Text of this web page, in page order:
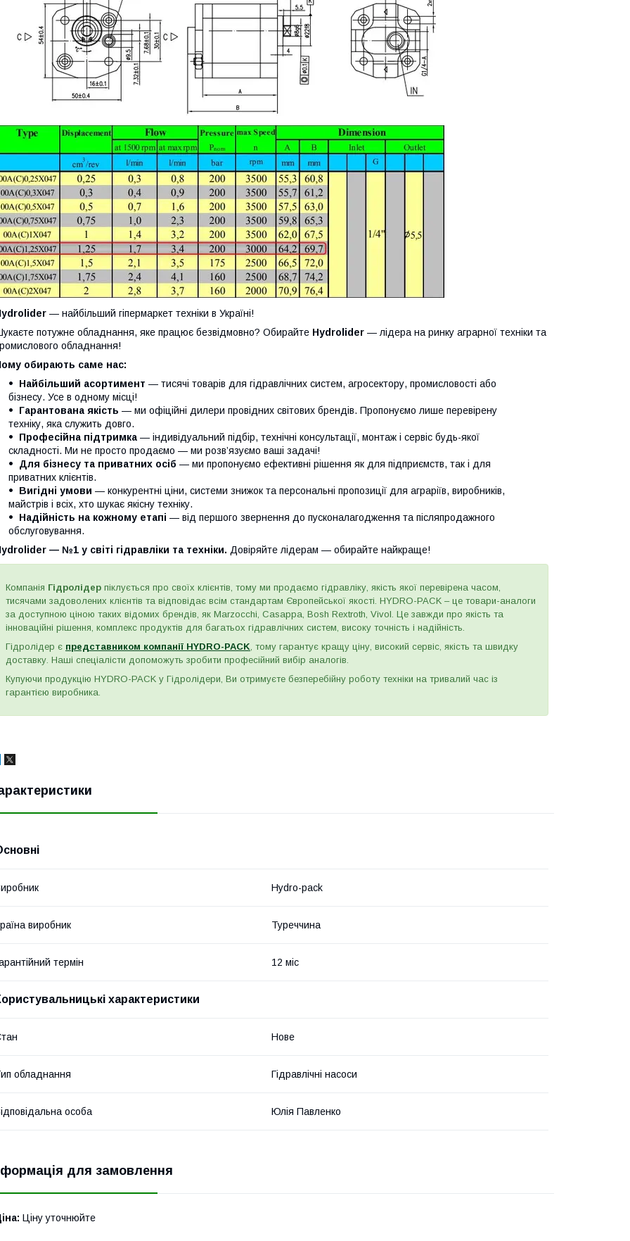
— найбільший гіпермаркет техніки в Україні!
потужне обладнання, яке працює безвідмовно? Обирайте Hydrolider — лідера на ринку аграрної техніки та
обладнання!
обирають саме нас:
Найбільший асортимент — тисячі товарів для гідравлічних систем, агросектору, промисловості або
бізнесу. Усе в одному місці!
Гарантована якість — ми офіційні дилери провідних світових брендів. Пропонуємо лише перевірену
техніку, яка служить довго.
Професійна підтримка — індивідуальний підбір, технічні консультації, монтаж і сервіс будь-якої
складності. Ми не просто продаємо — ми розв’язуємо ваші задачі!
Для бізнесу та приватних осіб — ми пропонуємо ефективні рішення як для підприємств, так і для
приватних клієнтів.
Вигідні умови — конкурентні ціни, системи знижок та персональні пропозиції для аграріїв, виробників,
майстрів і всіх, хто шукає якісну техніку.
Надійність на кожному етапі — від першого звернення до пусконалагодження та післяпродажного
обслуговування.
— №1 у світі гідравліки та техніки. Довіряйте лідерам — обирайте найкраще!
Компанія Гідролідер піклується про своїх клієнтів, тому ми продаємо гідравліку, якість якої перевірена часом,
тисячами задоволених клієнтів та відповідає всім стандартам Європейської якості. HYDRO-PACK – це товари-аналоги
за доступною ціною таких відомих брендів, як Marzocchi, Casappa, Bosh Rextroth, Vivol. Це завжди про якість та
інноваційні рішення, комплекс продуктів для багатьох гідравлічних систем, високу точність і надійність.
Гідролідер є представником компанії HYDRO-PACK, тому гарантує кращу ціну, високий сервіс, якість та швидку
доставку. Наші спеціалісти допоможуть зробити професійний вибір аналогів.
Купуючи продукцію HYDRO-PACK у Гідролідери, Ви отримуєте безперебійну роботу техніки на тривалий час із
гарантією виробника.
Hydro-pack
виробник Туреччина
термін 12 міс
характеристики
Нове
обладнання Гідравлічні насоси
особа Юлія Павленко
для замовлення
Ціну уточнюйте